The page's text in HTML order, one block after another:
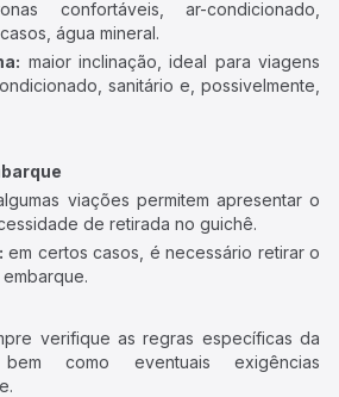
confortáveis, ar-condicionado,
água mineral.
maior inclinação, ideal para viagens
sanitário e, possivelmente,
viações permitem apresentar o
de retirada no guichê.
em certos casos, é necessário retirar o
verifique as regras específicas da
como eventuais exigências